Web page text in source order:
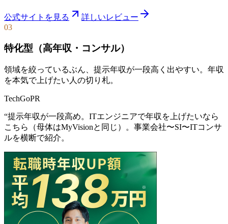
公式サイトを見る
詳しいレビュー
03
特化型（高年収・コンサル）
領域を絞っているぶん、提示年収が一段高く出やすい。年収
を本気で上げたい人の切り札。
TechGoPR
“提示年収が一段高め。ITエンジニアで年収を上げたいなら
こちら（母体はMyVisionと同じ）。事業会社〜SI〜ITコンサ
ルを横断で紹介。